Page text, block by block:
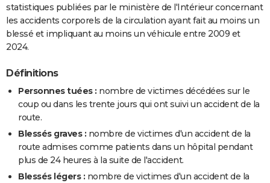
statistiques publiées par le ministère de l'Intérieur concernant
les accidents corporels de la circulation ayant fait au moins un
blessé et impliquant au moins un véhicule entre 2009 et
2024.
Définitions
Personnes tuées : nombre de victimes décédées sur le
coup ou dans les trente jours qui ont suivi un accident de la
route.
Blessés graves : nombre de victimes d'un accident de la
route admises comme patients dans un hôpital pendant
plus de 24 heures à la suite de l'accident.
Blessés légers : nombre de victimes d'un accident de la